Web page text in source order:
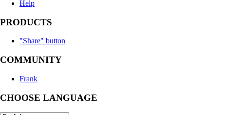
Help
PRODUCTS
"Share" button
COMMUNITY
Frank
CHOOSE LANGUAGE